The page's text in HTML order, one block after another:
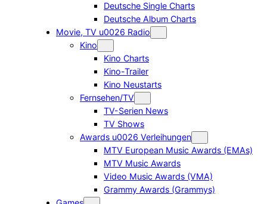
Deutsche Single Charts
Deutsche Album Charts
Movie, TV u0026 Radio
Kino
Kino Charts
Kino-Trailer
Kino Neustarts
Fernsehen/TV
TV-Serien News
TV Shows
Awards u0026 Verleihungen
MTV European Music Awards (EMAs)
MTV Music Awards
Video Music Awards (VMA)
Grammy Awards (Grammys)